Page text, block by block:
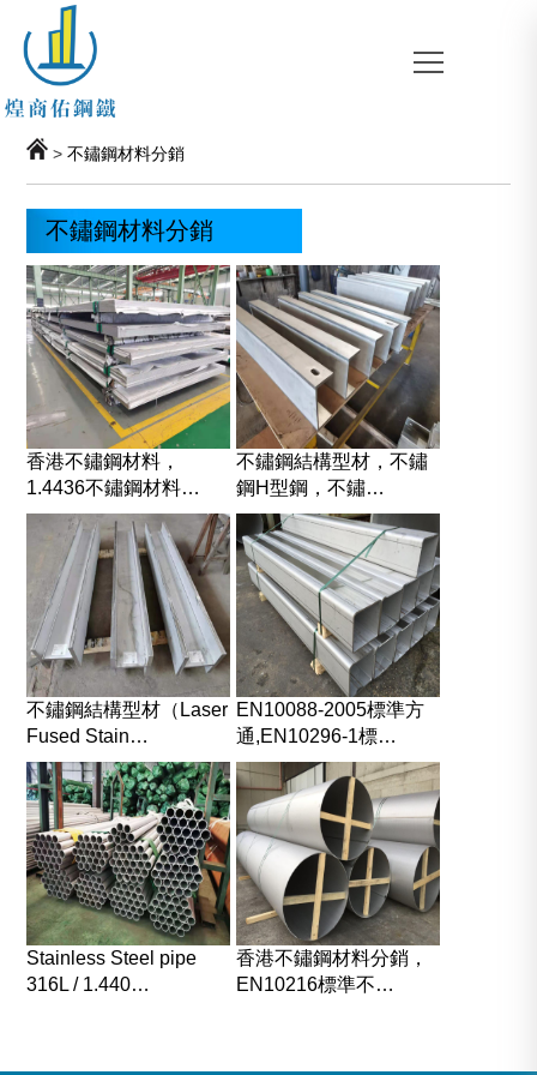
>不鏽鋼材料分銷
不鏽鋼材料分銷
香港不鏽鋼材料，
1.4436不鏽鋼材料…
不鏽鋼結構型材，不鏽
鋼H型鋼，不鏽…
不鏽鋼結構型材（Laser
Fused Stain…
EN10088-2005標準方
通,EN10296-1標…
Stainless Steel pipe
316L / 1.440…
香港不鏽鋼材料分銷，
EN10216標準不…